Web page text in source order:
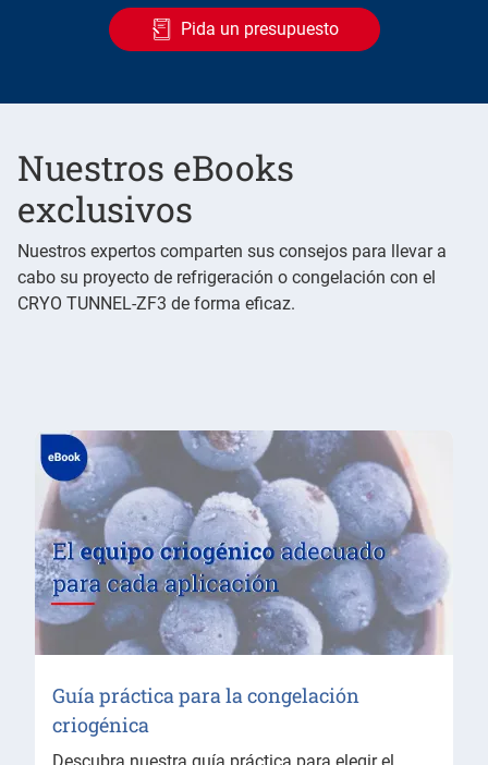
Pida un presupuesto
Nuestros eBooks
exclusivos
Nuestros expertos comparten sus consejos para llevar a
cabo su proyecto de refrigeración o congelación con el
CRYO TUNNEL-ZF3 de forma eficaz.
Guía práctica para la congelación
criogénica